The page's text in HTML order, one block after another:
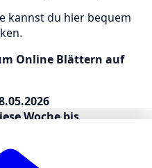
kannst du hier bequem
Online Blättern auf
Woche bis